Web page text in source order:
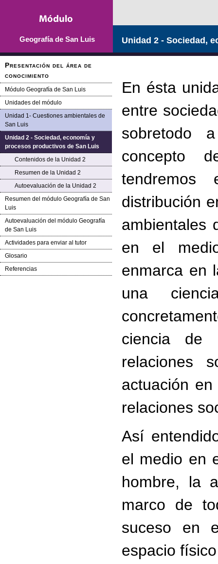
Geografía de San Luis
Presentación del área de
conocimiento
Módulo Geografía de San Luis
Unidades del módulo
Unidad 1- Cuestiones ambientales de
San Luis
Unidad 2 - Sociedad, economía y
procesos productivos de San Luis
Contenidos de la Unidad 2
Resumen de la Unidad 2
Autoevaluación de la Unidad 2
Resumen del módulo Geografía de San
Luis
Autoevaluación del módulo Geografía
de San Luis
Actividades para enviar al tutor
Glosario
Referencias
Unidad 2 - Sociedad,
En ésta
entre
sobretodo
concepto
distribución
ambientales
en el
enmarca en
una
ciencia de
relaciones
actuación
relaciones
Así
el medio en
hombre, la
marco de
suceso en
espacio